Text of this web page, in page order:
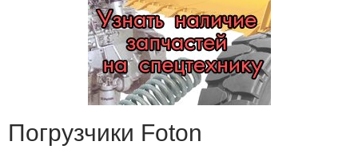
Погрузчики Foton